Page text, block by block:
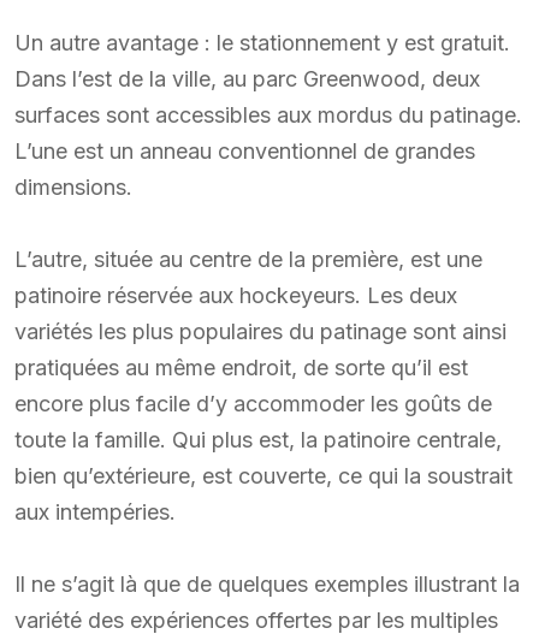
Un autre avantage : le stationnement y est gratuit.
Dans l’est de la ville, au parc Greenwood, deux
surfaces sont accessibles aux mordus du patinage.
L’une est un anneau conventionnel de grandes
dimensions.
L’autre, située au centre de la première, est une
patinoire réservée aux hockeyeurs. Les deux
variétés les plus populaires du patinage sont ainsi
pratiquées au même endroit, de sorte qu’il est
encore plus facile d’y accommoder les goûts de
toute la famille. Qui plus est, la patinoire centrale,
bien qu’extérieure, est couverte, ce qui la soustrait
aux intempéries.
Il ne s’agit là que de quelques exemples illustrant la
variété des expériences offertes par les multiples